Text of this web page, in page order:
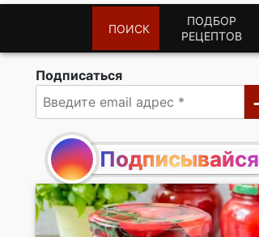
ПОИСК
ПОДБОР
РЕЦЕПТОВ
Подписаться
Подписывайся